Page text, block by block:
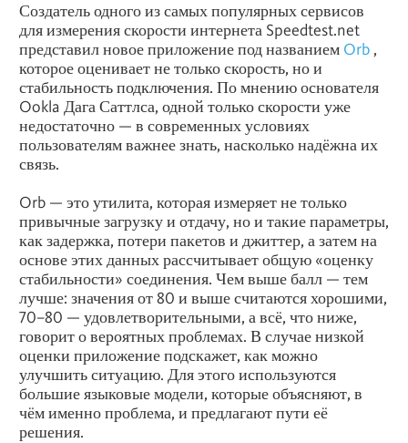
Создатель одного из самых популярных сервисов
для измерения скорости интернета Speedtest.net
представил новое приложение под названием Orb ,
которое оценивает не только скорость, но и
стабильность подключения. По мнению основателя
Ookla Дага Саттлса, одной только скорости уже
недостаточно — в современных условиях
пользователям важнее знать, насколько надёжна их
связь.
Orb — это утилита, которая измеряет не только
привычные загрузку и отдачу, но и такие параметры,
как задержка, потери пакетов и джиттер, а затем на
основе этих данных рассчитывает общую «оценку
стабильности» соединения. Чем выше балл — тем
лучше: значения от 80 и выше считаются хорошими,
70–80 — удовлетворительными, а всё, что ниже,
говорит о вероятных проблемах. В случае низкой
оценки приложение подскажет, как можно
улучшить ситуацию. Для этого используются
большие языковые модели, которые объясняют, в
чём именно проблема, и предлагают пути её
решения.